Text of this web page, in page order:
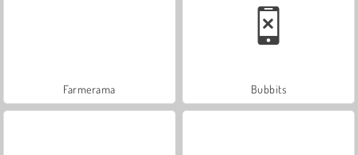
Farmerama Bubbits